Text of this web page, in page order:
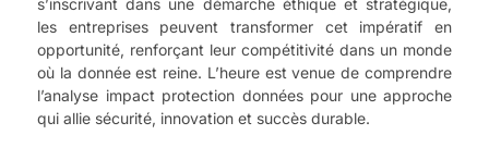
s’inscrivant dans une démarche éthique et stratégique,
les entreprises peuvent transformer cet impératif en
opportunité, renforçant leur compétitivité dans un monde
où la donnée est reine. L’heure est venue de comprendre
l’analyse impact protection données pour une approche
qui allie sécurité, innovation et succès durable.